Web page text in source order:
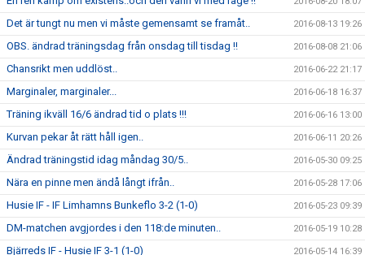
Det är tungt nu men vi måste gemensamt se framåt.. 2016-08-13 19:26
OBS. ändrad träningsdag från onsdag till tisdag !! 2016-08-08 21:06
Chansrikt men uddlöst.. 2016-06-22 21:17
Marginaler, marginaler... 2016-06-18 16:37
Träning ikväll 16/6 ändrad tid o plats !!! 2016-06-16 13:00
Kurvan pekar åt rätt håll igen.. 2016-06-11 20:26
Ändrad träningstid idag måndag 30/5.. 2016-05-30 09:25
Nära en pinne men ändå långt ifrån.. 2016-05-28 17:06
Husie IF - IF Limhamns Bunkeflo 3-2 (1-0) 2016-05-23 09:39
DM-matchen avgjordes i den 118:de minuten.. 2016-05-19 10:28
Bjärreds IF - Husie IF 3-1 (1-0) 2016-05-14 16:39